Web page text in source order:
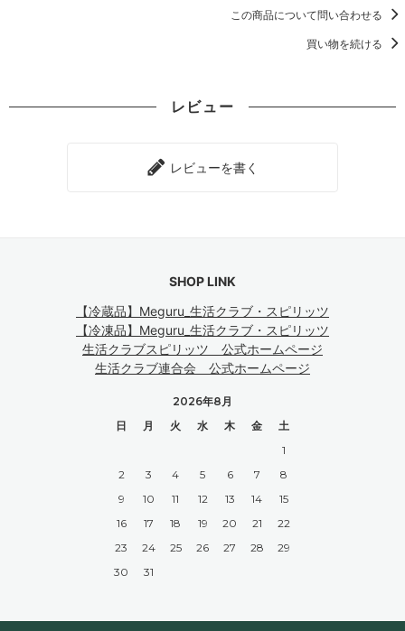
この商品について問い合わせる
買い物を続ける
レビュー
レビューを書く
SHOP LINK
【冷蔵品】Meguru_生活クラブ・スピリッツ
【冷凍品】Meguru_生活クラブ・スピリッツ
生活クラブスピリッツ 公式ホームページ
生活クラブ連合会 公式ホームページ
2026年8月
日
月 火 水 木 金
土
1
2
3 4 5 6 7
8
9
10 11 12 13 14
15
16
17 18 19 20 21
22
23
24 25 26 27 28
29
30
31